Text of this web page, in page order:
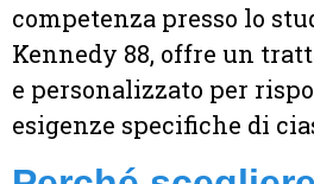
competenza presso lo
Kennedy 88, offre un
e personalizzato per
esigenze specifiche di